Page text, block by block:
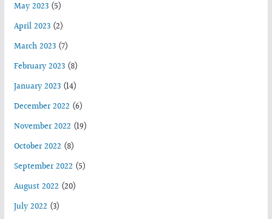
May 2023(5)
April 2023(2)
March 2023(7)
February 2023(8)
January 2023(14)
December 2022 (6)
November 2022 (19)
October 2022 (8)
September 2022 (5)
August 2022 (20)
July 2022 (3)